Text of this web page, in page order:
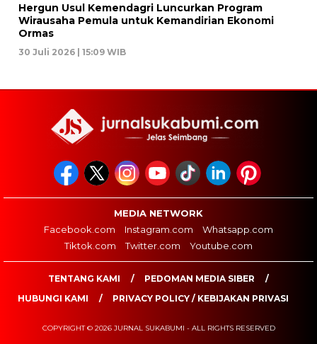
Hergun Usul Kemendagri Luncurkan Program
Wirausaha Pemula untuk Kemandirian Ekonomi
Ormas
30 Juli 2026 | 15:09 WIB
MEDIA NETWORK
Facebook.com
Instagram.com
Whatsapp.com
Tiktok.com
Twitter.com Youtube.com
TENTANG KAMI
PEDOMAN MEDIA SIBER
HUBUNGI KAMI
PRIVACY POLICY / KEBIJAKAN PRIVASI
COPYRIGHT © 2026 JURNAL SUKABUMI - ALL RIGHTS RESERVED